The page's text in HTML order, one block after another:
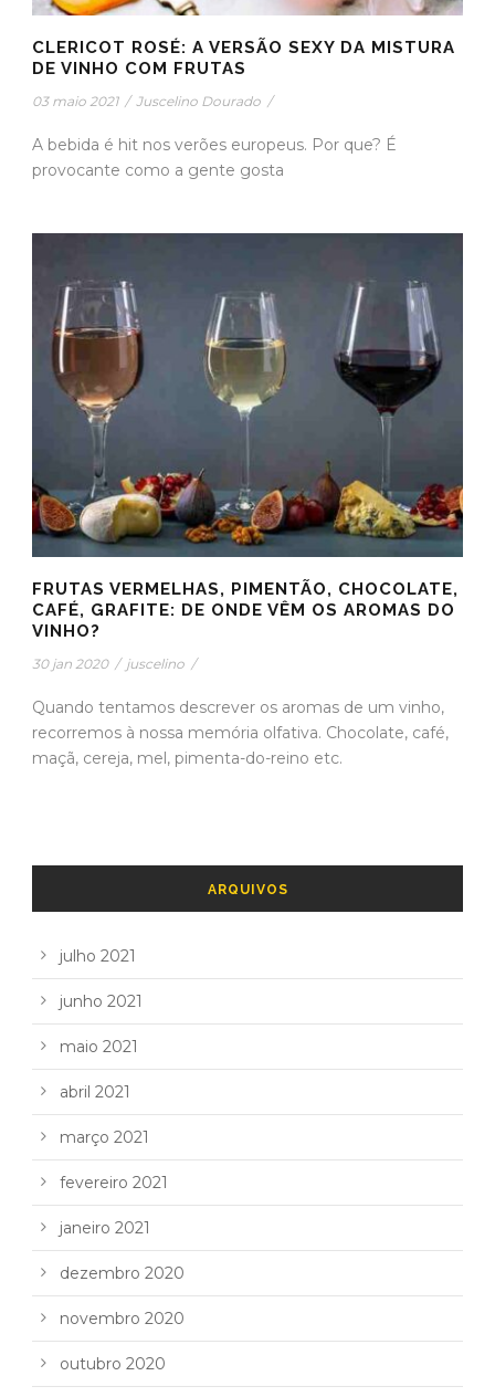
CLERICOT ROSÉ: A VERSÃO SEXY DA MISTURA
DE VINHO COM FRUTAS
03 maio 2021 / Juscelino Dourado /
A bebida é hit nos verões europeus. Por que? É
provocante como a gente gosta
FRUTAS VERMELHAS, PIMENTÃO, CHOCOLATE,
CAFÉ, GRAFITE: DE ONDE VÊM OS AROMAS DO
VINHO?
30 jan 2020 / juscelino /
Quando tentamos descrever os aromas de um vinho,
recorremos à nossa memória olfativa. Chocolate, café,
maçã, cereja, mel, pimenta-do-reino etc.
ARQUIVOS
julho 2021
junho 2021
maio 2021
abril 2021
março 2021
fevereiro 2021
janeiro 2021
dezembro 2020
novembro 2020
outubro 2020